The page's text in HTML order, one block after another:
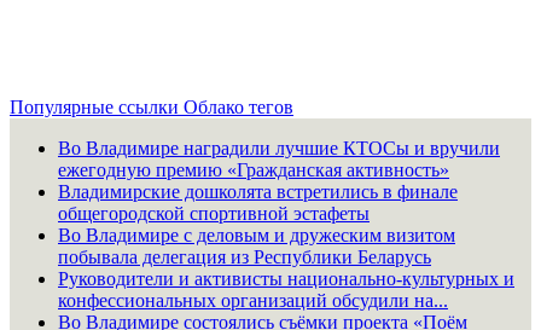
Популярные ссылки Облако тегов
Во Владимире наградили лучшие КТОСы и вручили
ежегодную премию «Гражданская активность»
Владимирские дошколята встретились в финале
общегородской спортивной эстафеты
Во Владимире с деловым и дружеским визитом
побывала делегация из Республики Беларусь
Руководители и активисты национально-культурных и
конфессиональных организаций обсудили на...
Во Владимире состоялись съёмки проекта «Поём